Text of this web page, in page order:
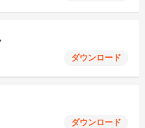
ダウンロード
ダウンロード